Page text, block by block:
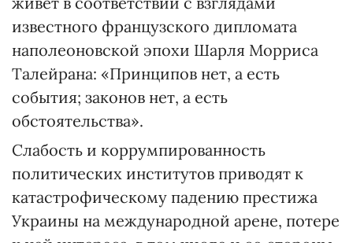
известного французского дипломата
наполеоновской эпохи Шарля Морриса
Талейрана: «Принципов нет, а есть
события; законов нет, а есть
обстоятельства».
Слабость и коррумпированность
политических институтов приводят к
катастрофическому падению престижа
Украины на международной арене, потере